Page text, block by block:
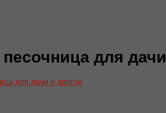
песочница для дачи